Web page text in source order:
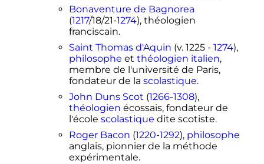
Bonaventure de Bagnorea
(1217/18/21-1274), théologien
franciscain.
Saint Thomas d'Aquin (v. 1225 - 1274),
philosophe et théologien italien,
membre de l'université de Paris,
fondateur de la scolastique.
John Duns Scot (1266-1308),
théologien écossais, fondateur de
l'école scolastique dite scotiste.
Roger Bacon (1220-1292), philosophe
anglais, pionnier de la méthode
expérimentale.